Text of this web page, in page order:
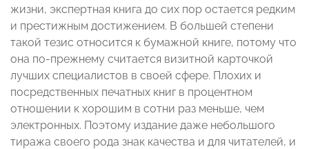
жизни, экспертная книга до сих пор остается редким
и престижным достижением. В большей степени
такой тезис относится к бумажной книге, потому что
она по-прежнему считается визитной карточкой
лучших специалистов в своей сфере. Плохих и
посредственных печатных книг в процентном
отношении к хорошим в сотни раз меньше, чем
электронных. Поэтому издание даже небольшого
тиража своего рода знак качества и для читателей, и